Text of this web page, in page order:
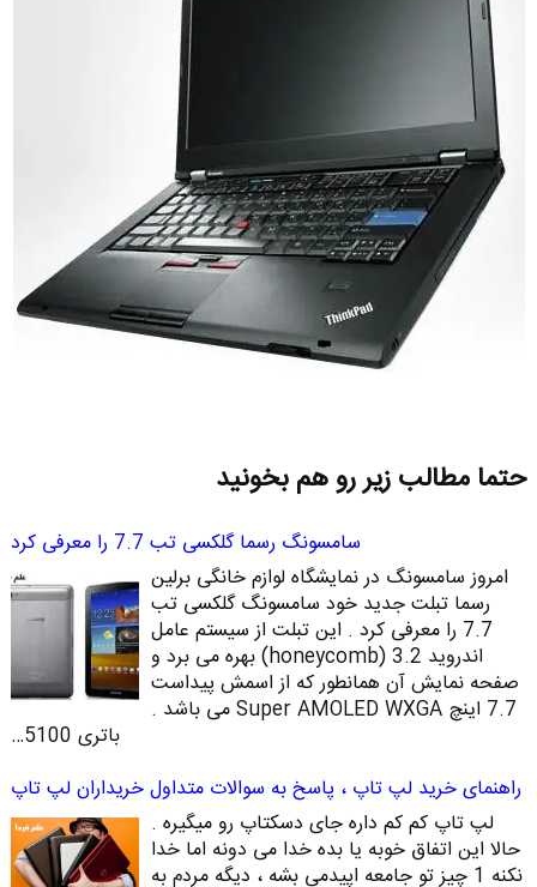
حتما مطالب زیر رو هم بخونید
سامسونگ رسما گلکسی تب 7.7 را معرفی کرد
امروز سامسونگ در نمایشگاه لوازم خانگی برلین
رسما تبلت جدید خود سامسونگ گلکسی تب
7.7 را معرفی کرد . این تبلت از سیستم عامل
اندروید 3.2 (honeycomb) بهره می برد و
صفحه نمایش آن همانطور که از اسمش پیداست
7.7 اینچ Super AMOLED WXGA می باشد .
باتری 5100…
راهنمای خرید لپ تاپ ، پاسخ به سوالات متداول خریداران لپ تاپ
لپ تاپ کم کم داره جای دسکتاپ رو میگیره .
حالا این اتفاق خوبه یا بده خدا می دونه اما خدا
نکنه 1 چیز تو جامعه اپیدمی بشه ، دیگه مردم به